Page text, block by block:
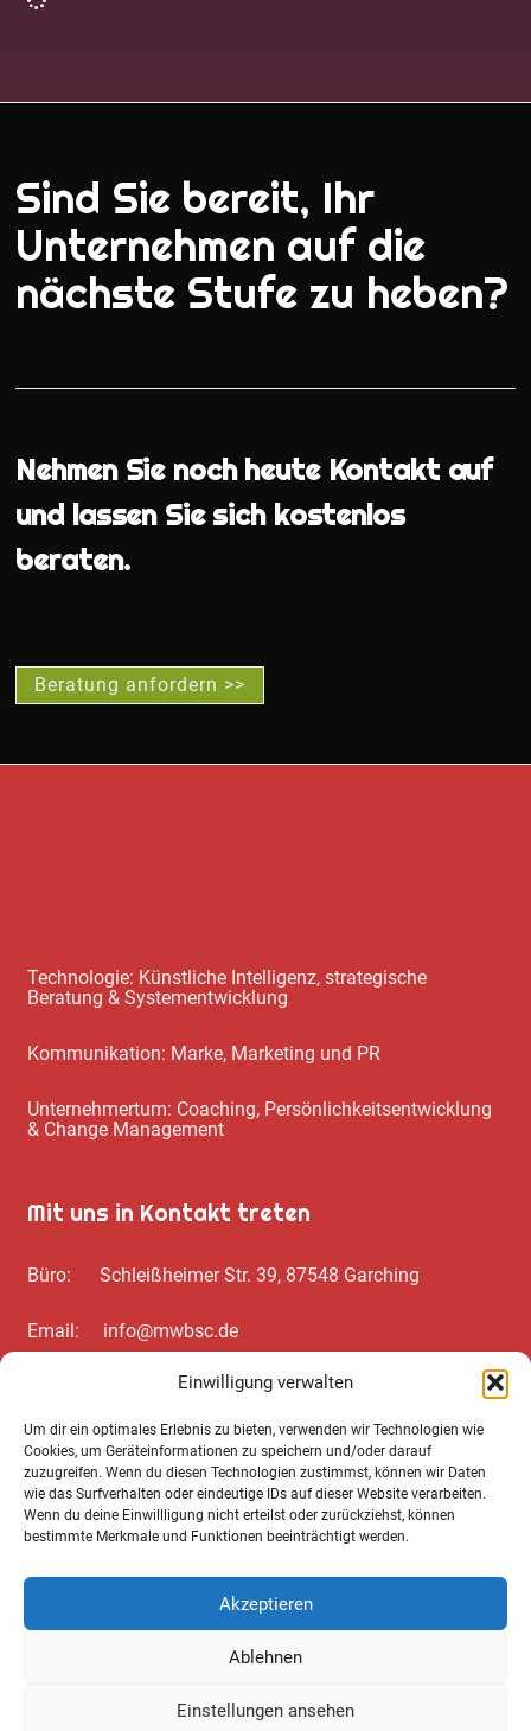
Einwilligung verwalten
Um dir ein optimales Erlebnis zu bieten, verwenden wir Technologien wie
Cookies, um Geräteinformationen zu speichern und/oder darauf
zuzugreifen. Wenn du diesen Technologien zustimmst, können wir Daten
wie das Surfverhalten oder eindeutige IDs auf dieser Website verarbeiten.
Wenn du deine Einwillligung nicht erteilst oder zurückziehst, können
bestimmte Merkmale und Funktionen beeinträchtigt werden.
Akzeptieren
Ablehnen
Einstellungen ansehen
Sind Sie bereit, Ihr
Unternehmen auf die
nächste Stufe zu heben?
Nehmen Sie noch heute Kontakt auf
und lassen Sie sich kostenlos
beraten.
Beratung anfordern >>
Technologie: Künstliche Intelligenz, strategische
Beratung & Systementwicklung
Kommunikation: Marke, Marketing und PR
Unternehmertum: Coaching, Persönlichkeitsentwicklung
& Change Management
Mit uns in Kontakt treten
Büro: Schleißheimer Str. 39, 87548 Garching
Email: info@mwbsc.de
Telefon: +49 89 / 20 00 35 62
Wichtiges zum Schluss
Cookie Notice